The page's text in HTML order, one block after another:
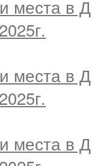
места в
места в
места в